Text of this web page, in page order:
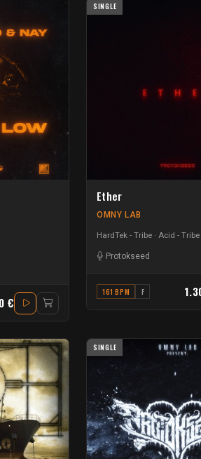
€
SINGLE
Ether
OMNY LAB
HardTek - Tribe Acid - Tribe
Protokseed
161 BPM F
SINGLE